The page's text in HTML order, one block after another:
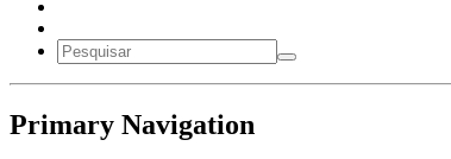
Primary Navigation